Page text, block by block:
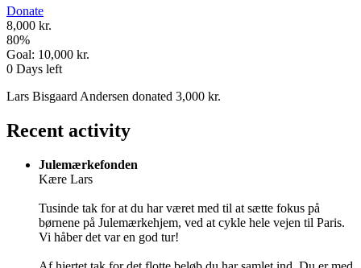
Donate
8,000 kr.
80%
Goal: 10,000 kr.
0 Days left
Lars Bisgaard Andersen donated 3,000 kr.
Recent activity
Julemærkefonden
Kære Lars
Tusinde tak for at du har været med til at sætte fokus på
børnene på Julemærkehjem, ved at cykle hele vejen til Paris.
Vi håber det var en god tur!